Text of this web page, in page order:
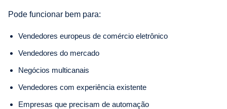
Pode funcionar bem para:
Vendedores europeus de comércio eletrônico
Vendedores do mercado
Negócios multicanais
Vendedores com experiência existente
Empresas que precisam de automação